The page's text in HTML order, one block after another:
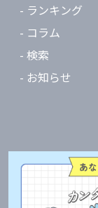
- ランキング
- コラム
- 検索
- お知らせ